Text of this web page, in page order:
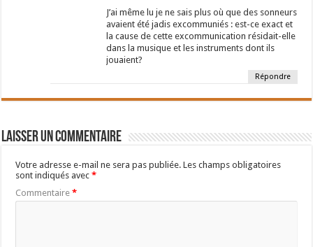
J’ai même lu je ne sais plus où que des sonneurs
avaient été jadis excommuniés : est-ce exact et
la cause de cette excommunication résidait-elle
dans la musique et les instruments dont ils
jouaient?
Répondre
Laisser un commentaire
Votre adresse e-mail ne sera pas publiée. Les champs obligatoires
sont indiqués avec*
Commentaire*